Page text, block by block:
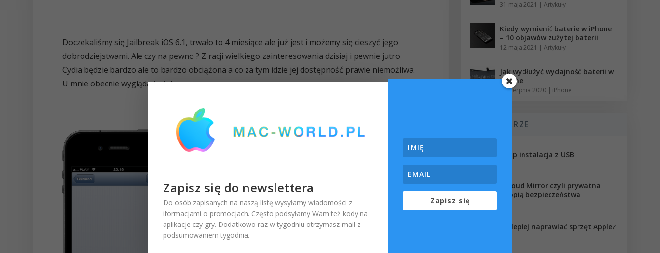
Doczekaliśmy się Jailbreak iOS 6.1, trwało to 4 miesiące ale już jest i możemy się cieszyć jego
dobrodziejstwami. Ale czy na pewno ? Z racji wielkiego zainteresowania dzisiaj i pewnie jutro
Cydia będzie bardzo ale to bardzo obciążona a co za tym idzie jej dostępność prawie niemożliwa.
U mnie obecnie wygląda to tak
31 maja 2021 | Artykuły
Kiedy wymienić baterie w iPhone
– 10 objawów zużytej baterii
12 maja 2021 | Artykuły
Jak wydłużyć wydajność baterii w
iPhone
12 sierpnia 2020 | iPhone
KOMENTARZE
Boot camp instalacja z USB
onWD My Cloud Mirror czyli prywatna
chmura z kopią bezpieczeństwa
Gdzie najlepiej naprawiać sprzęt Apple?
Zapisz się do newslettera
Do osób zapisanych na naszą listę wysyłamy wiadomości z
iformacjami o promocjach. Często podsyłamy Wam też kody na
aplikacje czy gry. Dodatkowo raz w tygodniu otrzymasz mail z
podsumowaniem tygodnia.
Zapisz się